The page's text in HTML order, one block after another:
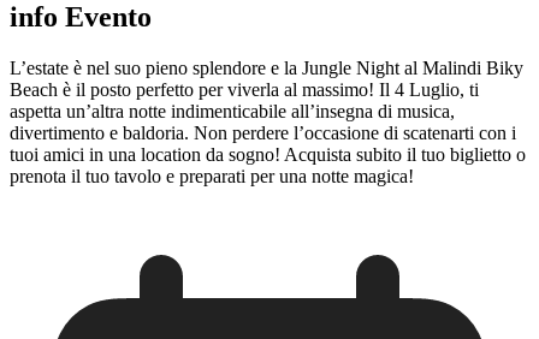
info Evento
L’estate è nel suo pieno splendore e la Jungle Night al Malindi Biky
Beach è il posto perfetto per viverla al massimo! Il 4 Luglio, ti
aspetta un’altra notte indimenticabile all’insegna di musica,
divertimento e baldoria. Non perdere l’occasione di scatenarti con i
tuoi amici in una location da sogno! Acquista subito il tuo biglietto o
prenota il tuo tavolo e preparati per una notte magica!